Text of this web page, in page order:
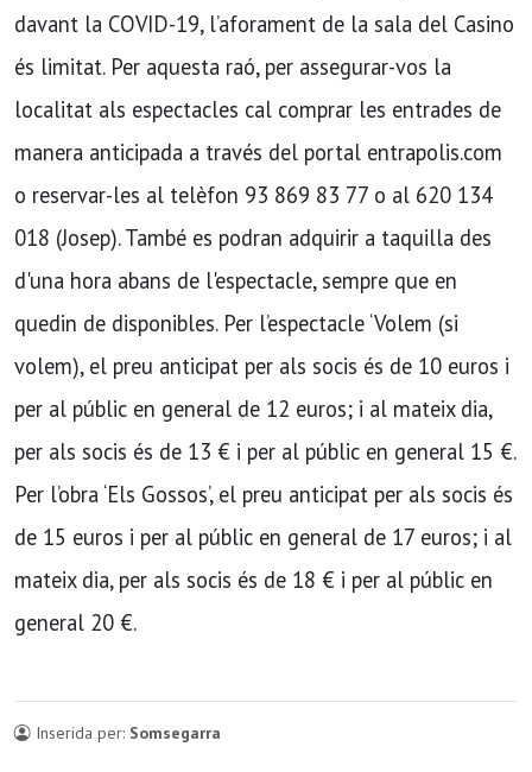
davant la COVID-19, l’aforament de la sala del Casino
és limitat. Per aquesta raó, per assegurar-vos la
localitat als espectacles cal comprar les entrades de
manera anticipada a través del portal entrapolis.com
o reservar-les al telèfon 93 869 83 77 o al 620 134
018 (Josep). També es podran adquirir a taquilla des
d'una hora abans de l'espectacle, sempre que en
quedin de disponibles. Per l’espectacle ‘Volem (si
volem), el preu anticipat per als socis és de 10 euros i
per al públic en general de 12 euros; i al mateix dia,
per als socis és de 13 € i per al públic en general 15 €.
Per l’obra ‘Els Gossos’, el preu anticipat per als socis és
de 15 euros i per al públic en general de 17 euros; i al
mateix dia, per als socis és de 18 € i per al públic en
general 20 €.
Inserida per: Somsegarra